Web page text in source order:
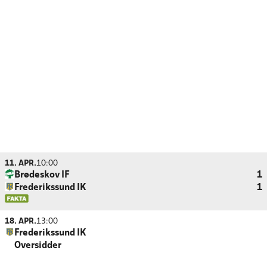
11. APR.10:00
Brødeskov IF
1
Frederikssund IK
1
18. APR.13:00
Frederikssund IK
Oversidder